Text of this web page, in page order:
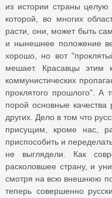
из истории страны целую
которой, во многих
расти, они, может быть
и нынешнее положение
хорошо, но вот
мешает. Красавцы этим
коммунистических
проклятого прошлого". А
порой основные
других. Дело в том что
присущим, кроме нас,
приспособить и
не выглядели. Как
расколовшее страну, и
смотря на всю внешнюю
теперь совершенно